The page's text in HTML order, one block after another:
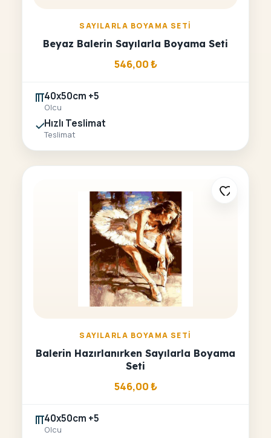
SAYILARLA BOYAMA SETI
Beyaz Balerin Sayılarla Boyama Seti
546,00₺
40x50cm +5
Olcu
Hızlı Teslimat
Teslimat
SAYILARLA BOYAMA SETI
Balerin Hazırlanırken Sayılarla Boyama
Seti
546,00₺
40x50cm +5
Olcu